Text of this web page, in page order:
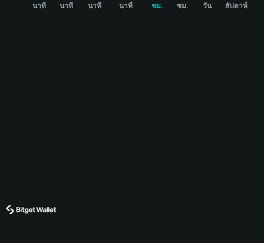
นาที
นาที
นาที
นาที
ชม.
ชม.
วัน
สัปดาห์